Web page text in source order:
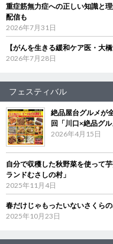
重症筋無力症への正しい知識と
配信も
2026年7月31日
【がんを生きる緩和ケア医・大
2026年7月28日
フェスティバル
絶品屋台グルメが
回「川口×絶品グ
2026年4月15日
自分で収穫した秋野菜を使って
ランドむさしの村」
2025年11月4日
春だけじゃもったいないさくら
2025年10月23日